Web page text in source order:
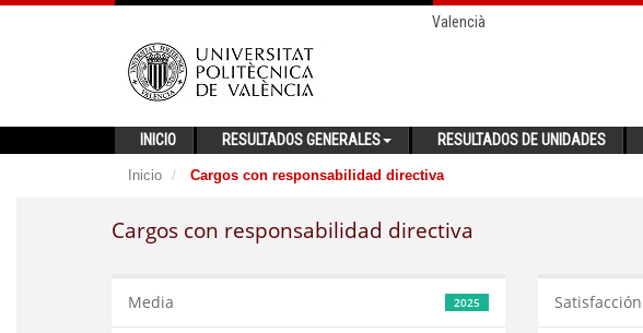
Valencià
INICIO RESULTADOS GENERALES RESULTADOS DE UNIDADES
Inicio Cargos con responsabilidad directiva
Cargos con responsabilidad directiva
2025
Media Satisfacción